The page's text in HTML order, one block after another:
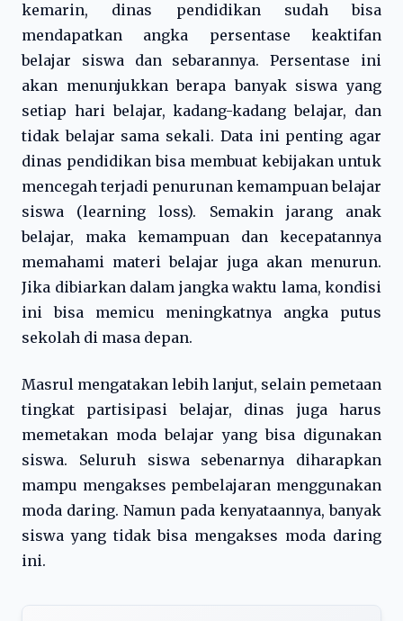
kemarin, dinas pendidikan sudah bisa
mendapatkan angka persentase keaktifan
belajar siswa dan sebarannya. Persentase ini
akan menunjukkan berapa banyak siswa yang
setiap hari belajar, kadang-kadang belajar, dan
tidak belajar sama sekali. Data ini penting agar
dinas pendidikan bisa membuat kebijakan untuk
mencegah terjadi penurunan kemampuan belajar
siswa (learning loss). Semakin jarang anak
belajar, maka kemampuan dan kecepatannya
memahami materi belajar juga akan menurun.
Jika dibiarkan dalam jangka waktu lama, kondisi
ini bisa memicu meningkatnya angka putus
sekolah di masa depan.
Masrul mengatakan lebih lanjut, selain pemetaan
tingkat partisipasi belajar, dinas juga harus
memetakan moda belajar yang bisa digunakan
siswa. Seluruh siswa sebenarnya diharapkan
mampu mengakses pembelajaran menggunakan
moda daring. Namun pada kenyataannya, banyak
siswa yang tidak bisa mengakses moda daring
ini.